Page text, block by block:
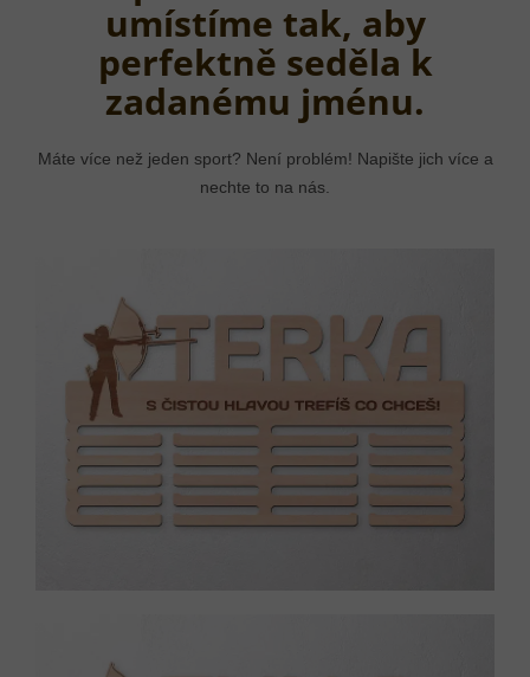
umístíme tak, aby
perfektně seděla k
zadanému jménu.
Máte více než jeden sport? Není problém! Napište jich více a
nechte to na nás.